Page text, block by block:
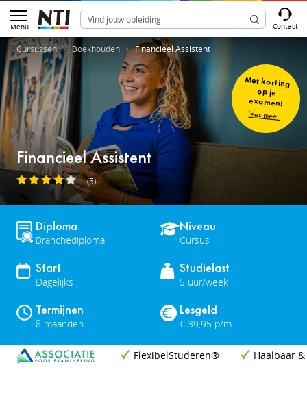
Menu Contact
Cursussen Boekhouden Financieel Assistent
Financieel Assistent
(5)
Diploma
Branchediploma
Niveau
Cursus
Start
Dagelijks
Studielast
5 uur/week
Termijnen
8 maanden
Lesgeld
€ 39,95 p/m
FlexibelStuderen® Haalbaar
Met korting
op je
examen!
lees meer